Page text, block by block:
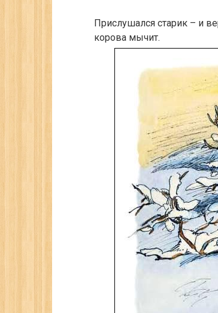
Прислушался старик – и
корова мычит.